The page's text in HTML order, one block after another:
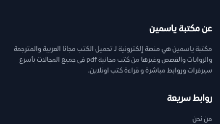
عن مكتبة ياسمين
مكتبة ياسمين هي منصة إلكترونية لـ تحميل الكتب مجانا العربية والمترجمة
والروايات والقصص وغيرها من كتب مجانية pdf فى جميع المجالات بأسرع
سيرفرات وروابط مباشرة و قراءة كتب اونلاين.
روابط سريعة
من نحن